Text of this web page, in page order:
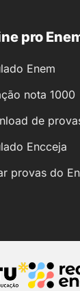
pro
Enem
nota 1000
de
Encceja
provas do